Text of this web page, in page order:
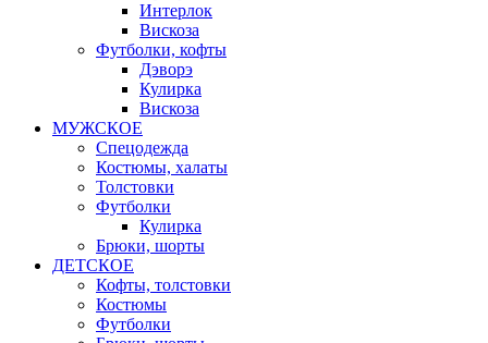
Интерлок
Вискоза
Футболки, кофты
Дэворэ
Кулирка
Вискоза
МУЖСКОЕ
Спецодежда
Костюмы, халаты
Толстовки
Футболки
Кулирка
Брюки, шорты
ДЕТСКОЕ
Кофты, толстовки
Костюмы
Футболки